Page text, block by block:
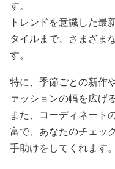
す。
トレンドを意識した最
タイルまで、さまざま
す。
特に、季節ごとの新作
ァッションの幅を広げ
また、コーディネート
富で、あなたのチェッ
手助けをしてくれます。